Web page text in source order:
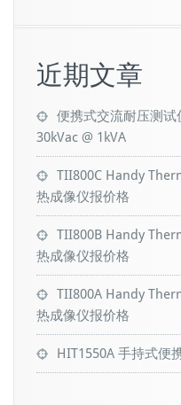
近期文章
便携式交流耐压测试
30kVac @ 1kVA
TII800C Handy
热成像仪报价格
TII800B Handy
热成像仪报价格
TII800A Handy
热成像仪报价格
HIT1550A 手持式便